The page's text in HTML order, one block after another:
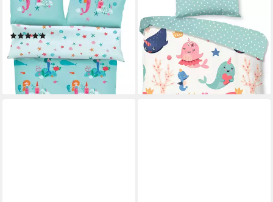
Meerjungfrau, Satin, mit
Meerjungfraumotiven
(14)
29,99 €
lieferbar - in 4-5 Werktagen bei dir
Renforcé, 2 teilig, Baumwolle,
Renforcé, Wendeoptik, Kind,
Baby, Meerjungfrau
ab 23,00 € UVP 29,95 €
-23%
lieferbar - in 6-8 Werktagen bei dir